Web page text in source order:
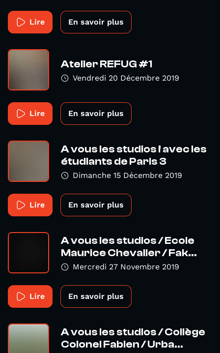
Lire En savoir plus
Atelier REFUG #1
Vendredi 20 Décembre 2019
Lire En savoir plus
A vous les studios ! avec les
étudiants de Paris 3
Dimanche 15 Décembre 2019
Lire En savoir plus
A vous les studios / Ecole
Maurice Chevalier / Fak...
Mercredi 27 Novembre 2019
Lire En savoir plus
A vous les studios / Collège
Colonel Fabien / Urba...